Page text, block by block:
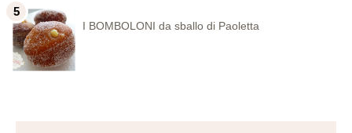
I BOMBOLONI da sballo di Paoletta